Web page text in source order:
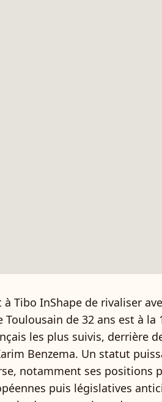
Tibo InShape de rivaliser
Toulousain de 32 ans est à la
les plus suivis, derrière
Benzema. Un statut
notamment ses positions
puis législatives